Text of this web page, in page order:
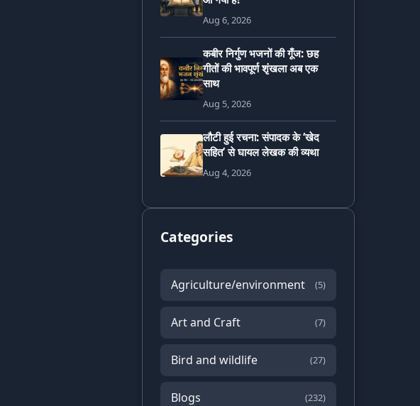
Aug 6, 2026
कबीर निर्गुण भजनों की गूँज: छह
गीतों की भावपूर्ण शृंखला अब एक
साथ
Aug 5, 2026
लौटी हुई रचना: संपादक के ‘खेद
सहित’ से घायल लेखक की व्यथा
Aug 4, 2026
Categories
Agriculture/environment (5)
Art and Craft (7)
Bird and wildlife (27)
Blogs (232)